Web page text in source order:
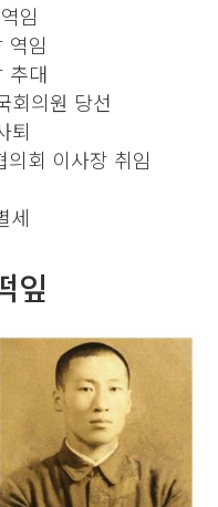
임
역임
추대
회의원 당선
퇴
회 이사장 취임
세
잎